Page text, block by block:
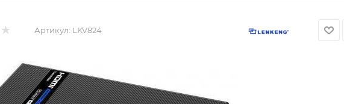
Артикул: LKV824